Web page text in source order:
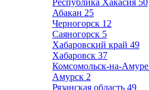
Республика Хакасия 50
Абакан 25
Черногорск 12
Саяногорск 5
Хабаровский край 49
Хабаровск 37
Комсомольск-на-Амуре
Амурск 2
Рязанская область 49